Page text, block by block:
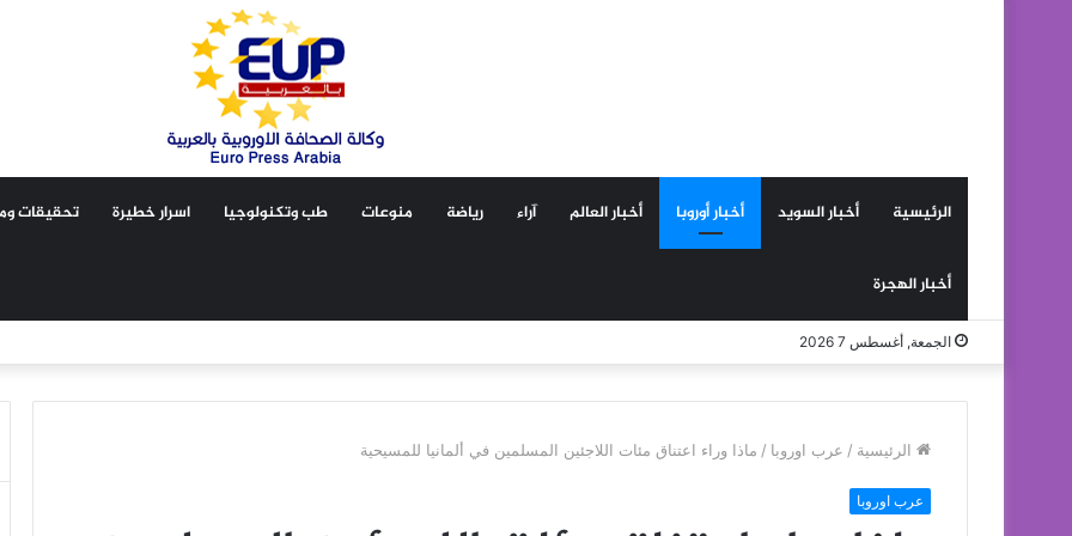
الرئيسية أخبار السويد أخبار أوروبا أخبار العالم آراء رياضة منوعات طب وتكنولوجيا اسرار خطيرة تحقيقات
أخبار الهجرة
الجمعة, أغسطس 7 2026
الرئيسية / عرب اوروبا / ماذا وراء اعتناق مئات اللاجئين المسلمين في ألمانيا للمسيحية
عرب اوروبا